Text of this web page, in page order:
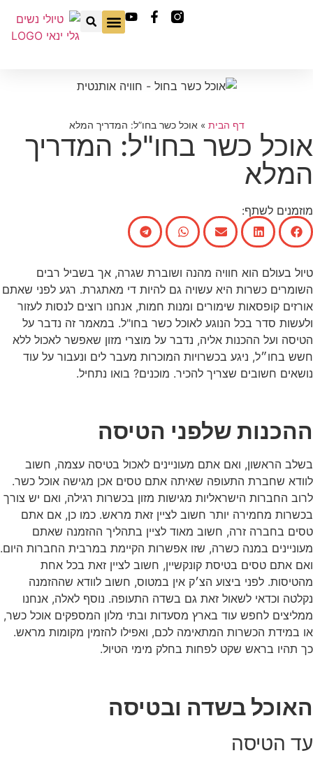
דף הבית » אוכל כשר בחו”ל: המדריך המלא
אוכל כשר בחו"ל: המדריך
המלא
מוזמנים לשתף:
טיול בעולם הוא חוויה מהנה ושוברת שגרה, אך בשביל רבים
השומרים כשרות היא עשויה גם להיות די מאתגרת. רגע לפני שאתם
אורזים קופסאות שימורים ומנות חמות, אנחנו רוצים לנסות לעזור
ולעשות סדר בכל הנוגע לאוכל כשר בחו"ל. במאמר זה נדבר על
הטיסה ועל ההכנות אליה, נדבר על מוצרי מזון שאפשר לאכול ללא
חשש בחו״ל, ניגע בכשרויות המוכרות מעבר לים ונעבור על עוד
נושאים חשובים שצריך להכיר. מוכנים? בואו נתחיל.
ההכנות שלפני הטיסה
בשלב הראשון, ואם אתם מעוניינים לאכול בטיסה עצמה, חשוב
לוודא שחברת התעופה שאיתה אתם טסים אכן מגישה אוכל כשר.
לרוב החברות הישראליות מגישות מזון בכשרות רגילה, ואם יש צורך
בכשרות מחמירה יותר חשוב לציין זאת מראש. כמו כן, אם אתם
טסים בחברה זרה, חשוב מאוד לציין בתהליך ההזמנה שאתם
מעוניינים במנה כשרה, שזו אפשרות הקיימת במרבית החברות היום.
ואם אתם טסים בטיסת קונקשיין, חשוב לציין זאת בכל אחת
מהטיסות. לפני ביצוע הצ׳ק אין במטוס, חשוב לוודא שההזמנה
נקלטה וכדאי לשאול זאת גם בשדה התעופה. נוסף לאלה, אנחנו
ממליצים לחפש עוד בארץ מסעדות ובתי מלון המספקים אוכל כשר,
או במידת הכשרות המתאימה לכם, ואפילו להזמין מקומות מראש.
כך תהיו בראש שקט לפחות בחלק מימי הטיול.
האוכל בשדה ובטיסה
עד הטיסה